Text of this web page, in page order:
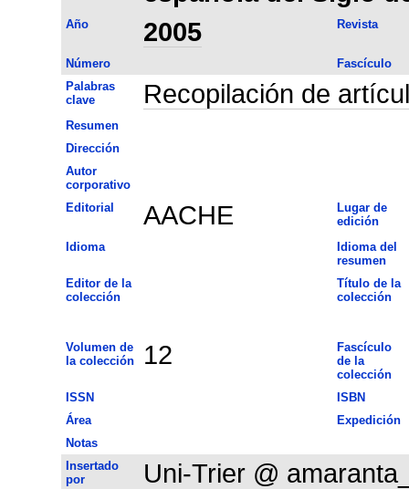
Año 2005 Revista
Número
Fascículo
Palabras
clave
Recopilación de
Resumen
Dirección
Autor
corporativo
Editorial
AACHE
Lugar de
edición
Idioma
Idioma del
resumen
Editor de la
colección
Título de la
colección
Volumen de
la colección
12
Fascículo
de la
colección
ISSN
ISBN
Área
Expedición
Notas
Insertado
por
Uni-Trier @